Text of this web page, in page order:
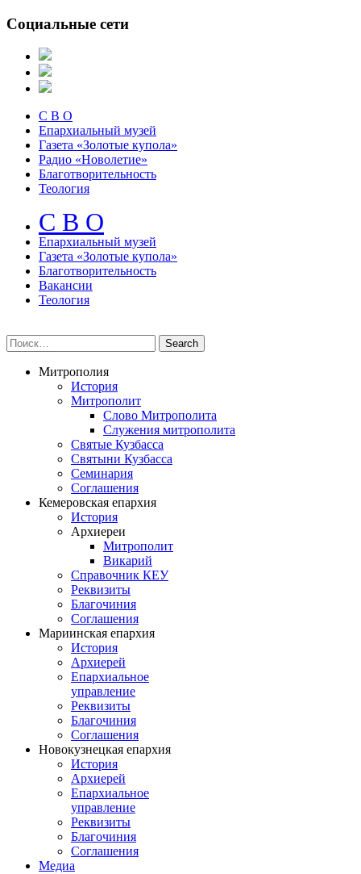
Социальные сети
С В О
Епархиальный музей
Газета «Золотые купола»
Радио «Новолетие»
Благотворительность
Теология
С В О
Епархиальный музeй
Газета «Золотые купола»
Благотворительность
Вакансии
Теология
Митрополия
История
Митрополит
Слово Митрополита
Служения митрополита
Святые Кузбасса
Святыни Кузбасса
Семинария
Соглашения
Кемеровская епархия
История
Архиереи
Митрополит
Викарий
Справочник КЕУ
Реквизиты
Благочиния
Соглашения
Мариинская епархия
История
Архиерей
Епархиальное
управление
Реквизиты
Благочиния
Соглашения
Новокузнецкая епархия
История
Архиерей
Епархиальное
управление
Реквизиты
Благочиния
Соглашения
Медиа